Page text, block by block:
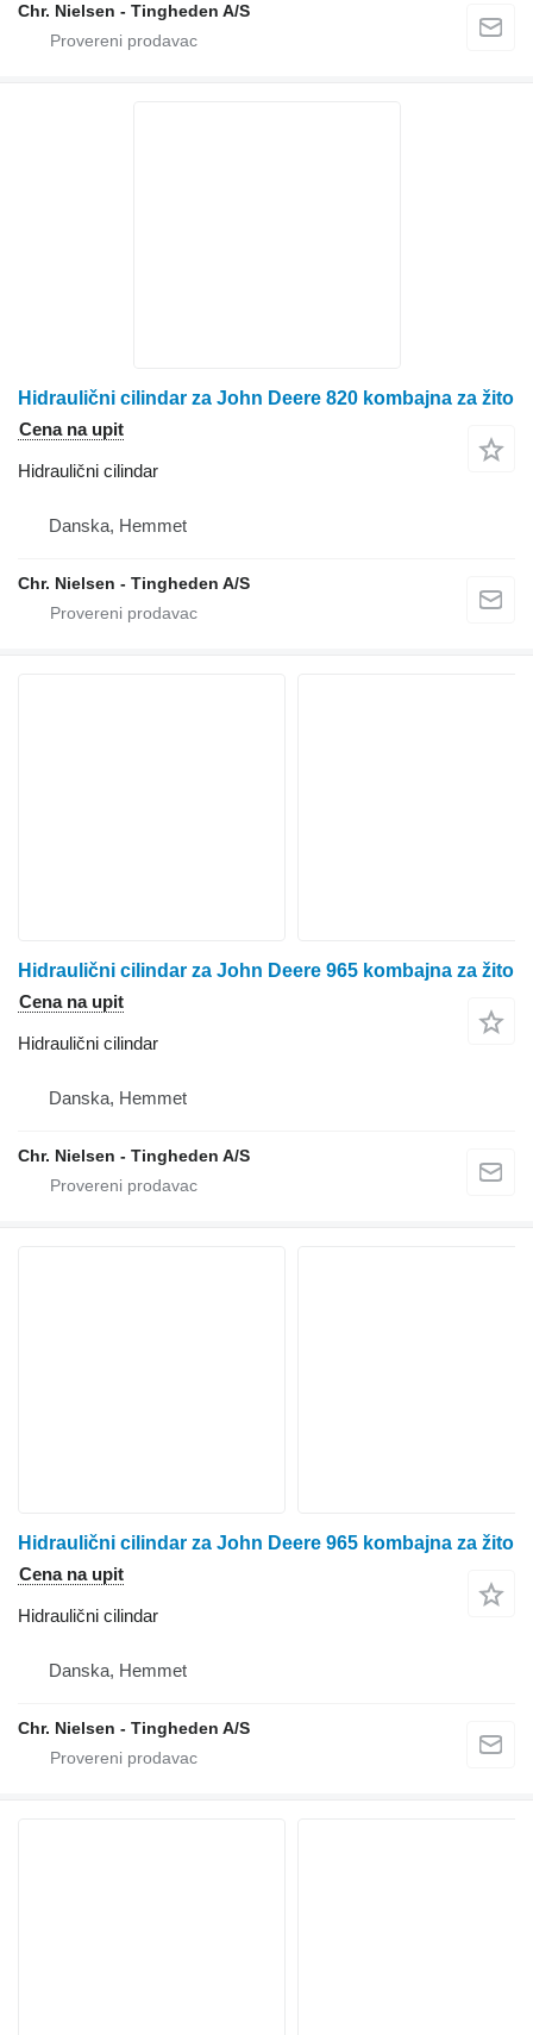
Chr. Nielsen - Tingheden A/S
Hidraulični cilindar za John Deere 820 kombajna za žito
Cena na upit
Hidraulični cilindar
Danska, Hemmet
Chr. Nielsen - Tingheden A/S
Hidraulični cilindar za John Deere 965 kombajna za žito
Cena na upit
Hidraulični cilindar
Danska, Hemmet
Chr. Nielsen - Tingheden A/S
Hidraulični cilindar za John Deere 965 kombajna za žito
Cena na upit
Hidraulični cilindar
Danska, Hemmet
Chr. Nielsen - Tingheden A/S